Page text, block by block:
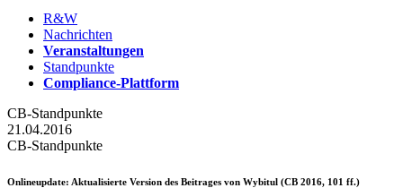
R&W
Nachrichten
Veranstaltungen
Standpunkte
Compliance-Plattform
CB-Standpunkte
21.04.2016
CB-Standpunkte
Onlineupdate: Aktualisierte Version des Beitrages von Wybitul (CB 2016, 101 ff.)